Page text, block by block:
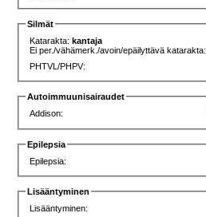
Silmät
Katarakta:kantaja
Ei per./vähämerk./avoin/epäilyttävä katarakta:
PHTVL/PHPV:
Autoimmuunisairaudet
Addison:
Epilepsia
Epilepsia:
Lisääntyminen
Lisääntyminen: